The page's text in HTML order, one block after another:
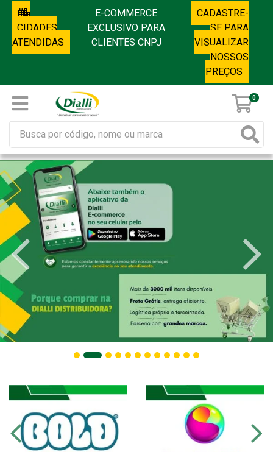
CIDADES
ATENDIDAS
E-COMMERCE
EXCLUSIVO PARA
CLIENTES CNPJ
CADASTRE-
SE PARA
VISUALIZAR
NOSSOS
PREÇOS
0